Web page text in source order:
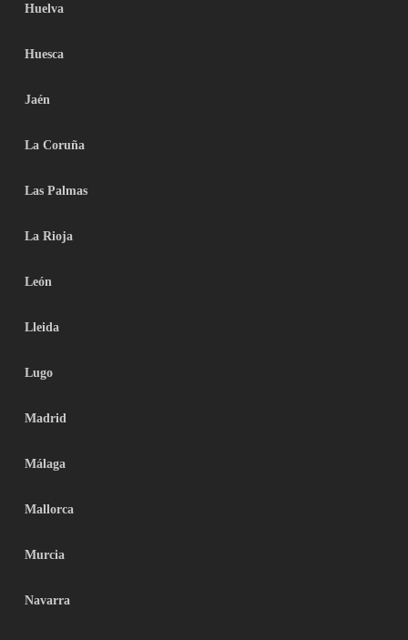
Huelva
Huesca
Jaén
La Coruña
Las Palmas
La Rioja
León
Lleida
Lugo
Madrid
Málaga
Mallorca
Murcia
Navarra